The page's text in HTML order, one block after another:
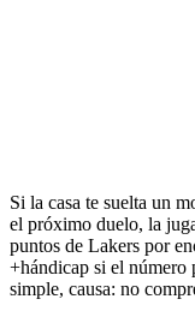
Si la casa te suelta un
el próximo duelo, la
puntos de Lakers por
+hándicap si el número
simple, causa: no